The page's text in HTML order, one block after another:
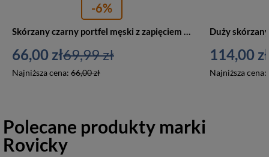
-6%
Skórzany czarny portfel męski z zapięciem RFID - Rovicky 324L-GA-BL
66,00 zł
Najniższa cena: 66,00 zł
69,99 zł 114,00 zł
Najniższa cena:
Polecane produkty marki
Rovicky